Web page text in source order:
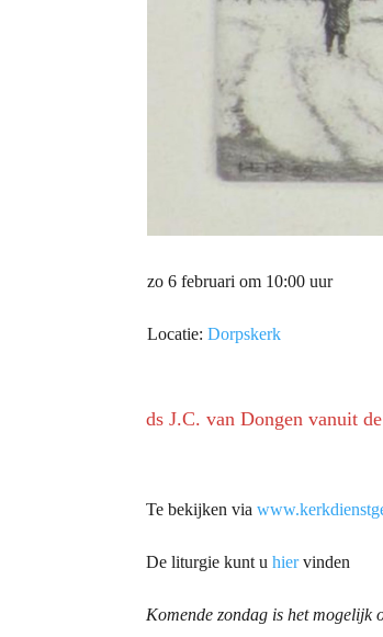
zo 6 februari om 10:00 uur
Locatie:Dorpskerk
ds J.C. van Dongen vanuit
Te bekijken via
De liturgie kunt uhiervinden
Komende zondag is het mogelijk